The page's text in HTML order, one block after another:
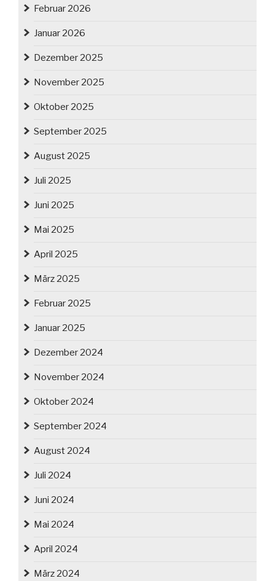
Februar 2026
Januar 2026
Dezember 2025
November 2025
Oktober 2025
September 2025
August 2025
Juli 2025
Juni 2025
Mai 2025
April 2025
März 2025
Februar 2025
Januar 2025
Dezember 2024
November 2024
Oktober 2024
September 2024
August 2024
Juli 2024
Juni 2024
Mai 2024
April 2024
März 2024